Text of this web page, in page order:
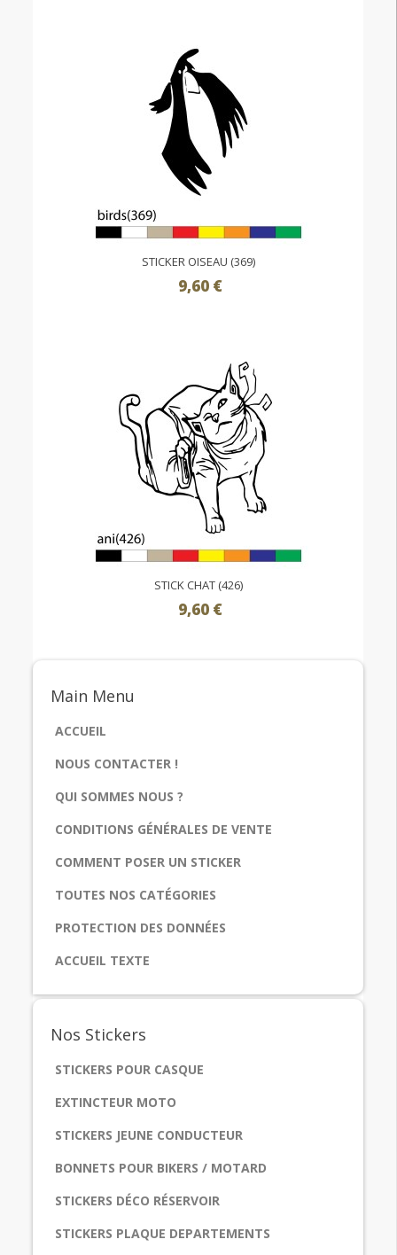
STICKER OISEAU (369)
9,60 €
STICK CHAT (426)
9,60 €
Main Menu
ACCUEIL
NOUS CONTACTER !
QUI SOMMES NOUS ?
CONDITIONS GÉNÉRALES DE VENTE
COMMENT POSER UN STICKER
TOUTES NOS CATÉGORIES
PROTECTION DES DONNÉES
ACCUEIL TEXTE
Nos Stickers
STICKERS POUR CASQUE
EXTINCTEUR MOTO
STICKERS JEUNE CONDUCTEUR
BONNETS POUR BIKERS / MOTARD
STICKERS DÉCO RÉSERVOIR
STICKERS PLAQUE DEPARTEMENTS